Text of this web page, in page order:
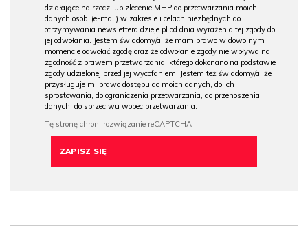
działające na rzecz lub zlecenie MHP do przetwarzania moich
danych osob. (e-mail) w zakresie i celach niezbędnych do
otrzymywania newslettera dzieje.pl od dnia wyrażenia tej zgody do
jej odwołania. Jestem świadomy/a, że mam prawo w dowolnym
momencie odwołać zgodę oraz że odwołanie zgody nie wpływa na
zgodność z prawem przetwarzania, którego dokonano na podstawie
zgody udzielonej przed jej wycofaniem. Jestem też świadomy/a, że
przysługuje mi prawo dostępu do moich danych, do ich
sprostowania, do ograniczenia przetwarzania, do przenoszenia
danych, do sprzeciwu wobec przetwarzania.